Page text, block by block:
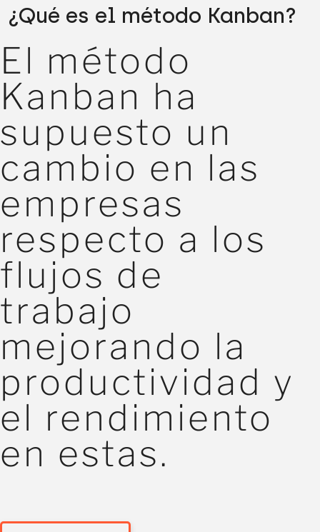
¿Qué es el método Kanban?
El método
Kanban ha
supuesto un
cambio en las
empresas
respecto a los
flujos de
trabajo
mejorando la
productividad y
el rendimiento
en estas.